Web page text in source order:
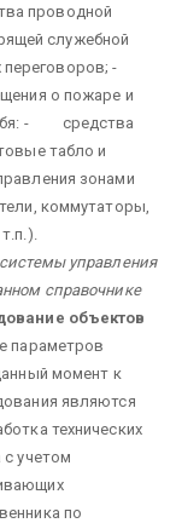
проводной
служебной
переговоров; -
о пожаре и
- средства
табло и
зонами
коммутаторы,
управления
справочнике
объектов
параметров
момент к
являются
технических
учетом
по